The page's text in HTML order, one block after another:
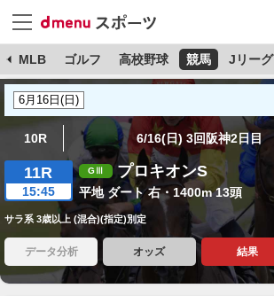
MLB ゴルフ 高校野球 競馬 Jリーグ
10R 6/16(日) 3回阪神2日目
11R
15:45
プロキオンS
平地 ダート 右・1400m 13頭
サラ系 3歳以上 (混合)(指定)別定
データ分析 オッズ 結果